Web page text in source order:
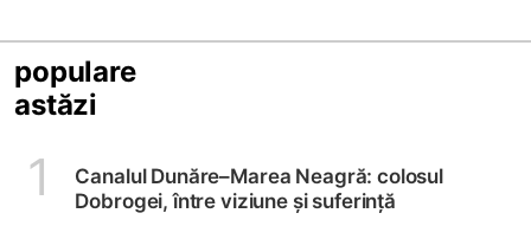
populare
astăzi
1
Canalul Dunăre–Marea Neagră: colosul
Dobrogei, între viziune și suferință